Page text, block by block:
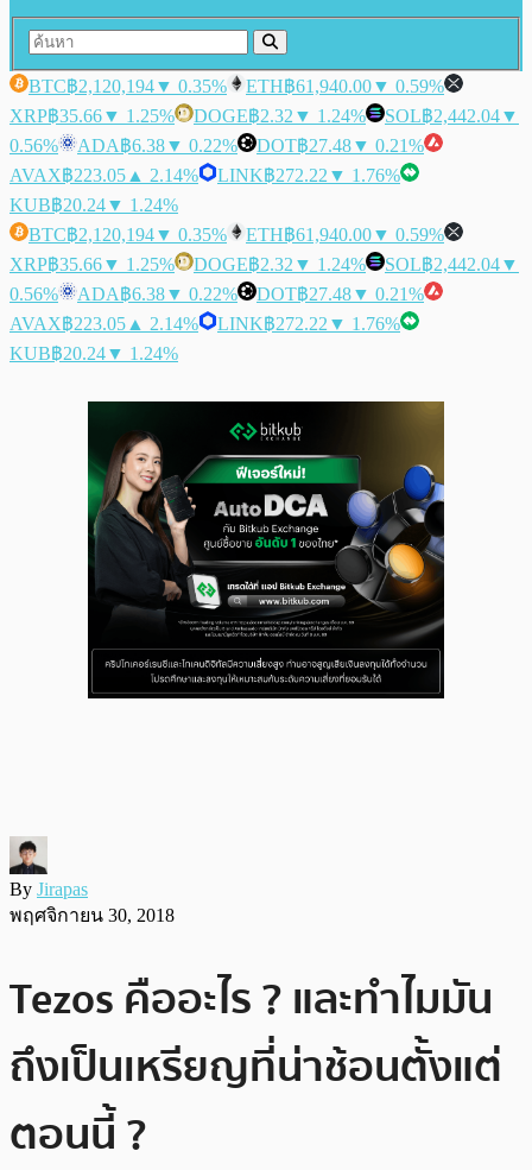
BTC฿2,120,194▼ 0.35% ETH฿61,940.00▼ 0.59%
XRP฿35.66▼ 1.25% DOGE฿2.32 ▼ 1.24% SOL฿2,442.04▼
0.56%
ADA฿6.38▼ 0.22% DOT฿27.48▼ 0.21%
AVAX฿223.05 ▲ 2.14% LINK฿272.22 ▼ 1.76%
KUB฿20.24▼ 1.24%
BTC฿2,120,194▼ 0.35% ETH฿61,940.00▼ 0.59%
XRP฿35.66▼ 1.25% DOGE฿2.32 ▼ 1.24% SOL฿2,442.04▼
0.56%
ADA฿6.38▼ 0.22% DOT฿27.48▼ 0.21%
AVAX฿223.05 ▲ 2.14% LINK฿272.22 ▼ 1.76%
KUB฿20.24▼ 1.24%
By Jirapas
พฤศจิกายน 30, 2018
Tezos คืออะไร ? และทำไมมัน
ถึงเป็นเหรียญที่น่าช้อนตั้งแต่
ตอนนี้ ?